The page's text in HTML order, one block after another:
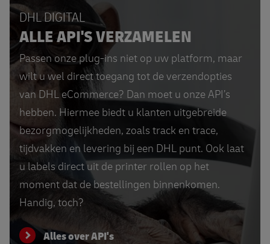
DHL DIGITAL
ALLE API'S VERZAMELEN
Passen onze plug-ins niet op uw platform, maar
wilt u wel direct toegang tot de verzendopties
van DHL eCommerce? Dan moet u onze API’s
hebben. Hiermee biedt u klanten uitgebreide
bezorgmogelijkheden, zoals track en trace,
tijdvakken en levering bij een DHL punt. Ook laat
u labels direct uit de printer rollen op het
moment dat de bestellingen binnenkomen.
Handig, toch?
Alles over API's